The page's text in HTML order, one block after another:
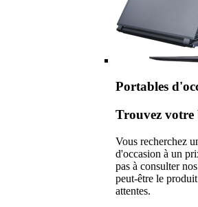
Portables
Trouvez votre
Vous recherchez
d'occasion à un
pas à consulter
peut-être le
attentes.